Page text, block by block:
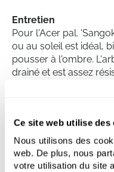
Ce site web utilise des
Nous utilisons des
web. De plus, nous
votre utilisation du site
Entretien
Pour l'Acer pal.
ou au soleil est idéal,
pousser à l'ombre.
drainé et est assez
Il est recommandé
pendant les périodes
la première année
un bon